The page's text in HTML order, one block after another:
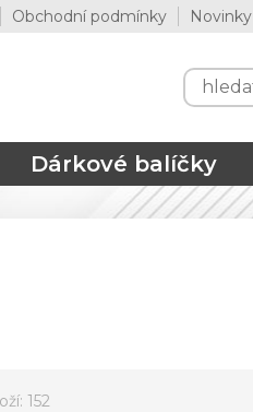
Obchodní podmínky Novinky
Dárkové balíčky
152